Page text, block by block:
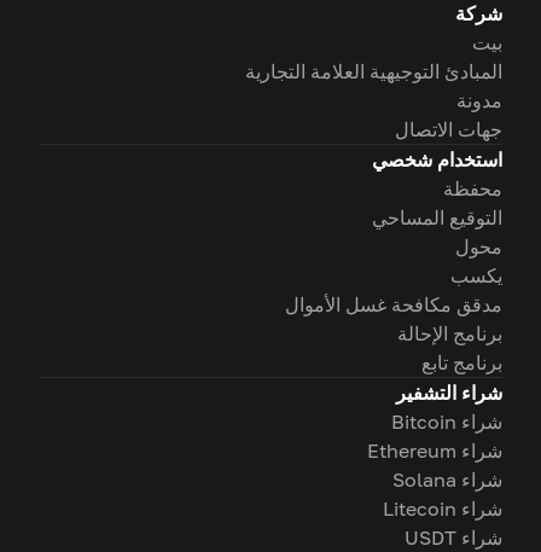
شركة
بيت
المبادئ التوجيهية العلامة التجارية
مدونة
جهات الاتصال
استخدام شخصي
محفظة
التوقيع المساحي
محول
يكسب
مدقق مكافحة غسل الأموال
برنامج الإحالة
برنامج تابع
شراء التشفير
شراء Bitcoin
شراء Ethereum
شراء Solana
شراء Litecoin
شراء USDT